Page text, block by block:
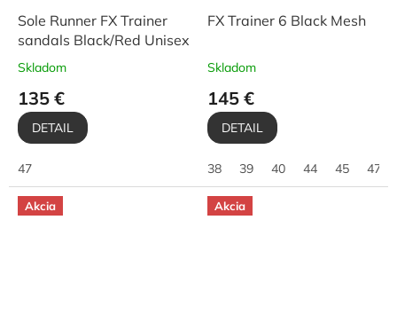
Sole Runner FX Trainer
sandals Black/Red Unisex
Skladom
135 €
DETAIL
47
FX Trainer 6 Black Mesh
Skladom
145 €
DETAIL
38 39 40 44 45 47
Akcia Akcia